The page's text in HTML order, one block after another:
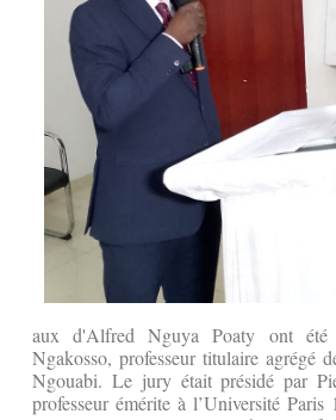
aux d'Alfred Nguya Poaty ont été
Ngakosso, professeur titulaire agrégé
Ngouabi. Le jury était présidé par
professeur émérite à l’Université Paris